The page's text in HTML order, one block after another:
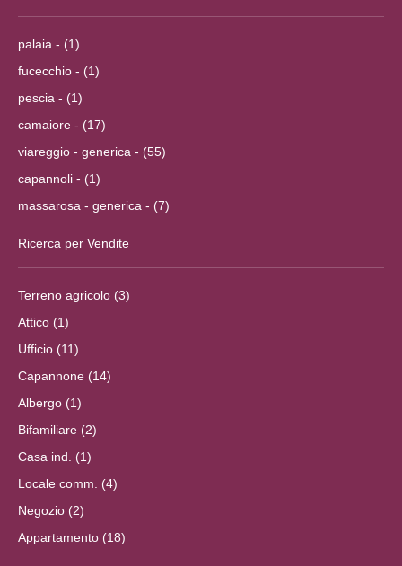
palaia - (1)
fucecchio - (1)
pescia - (1)
camaiore - (17)
viareggio - generica - (55)
capannoli - (1)
massarosa - generica - (7)
Ricerca per Vendite
Terreno agricolo (3)
Attico (1)
Ufficio (11)
Capannone (14)
Albergo (1)
Bifamiliare (2)
Casa ind. (1)
Locale comm. (4)
Negozio (2)
Appartamento (18)